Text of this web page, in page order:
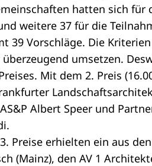
hatten sich für
weitere 37 für die
39 Vorschläge. Die
umsetzen.
Mit dem 2. Preis
Albert Speer und
Preise erhielten ein aus den
(Mainz), den AV 1